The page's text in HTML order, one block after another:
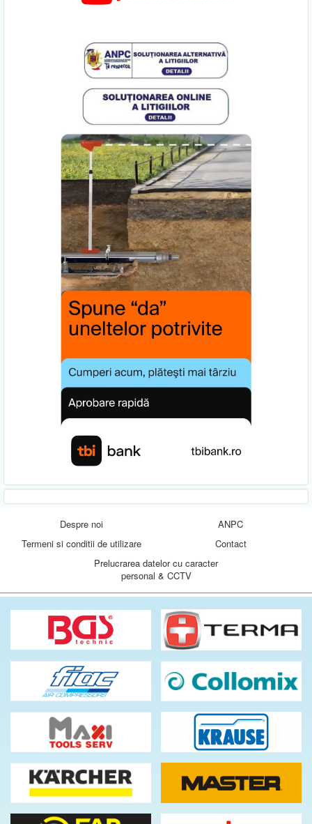
Despre noi
ANPC
Termeni si conditii de utilizare
Contact
Prelucrarea datelor cu caracter
personal & CCTV